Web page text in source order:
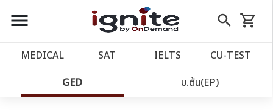
close
account_balance หน้าแรก
เว็บไซต์อิกไนท์
menu search
Skip
to
shopping_cart
รถเข็น
MEDICAL SAT IELTS CU‑TEST
GED ม.ต้น(EP)
ตัวกรอง